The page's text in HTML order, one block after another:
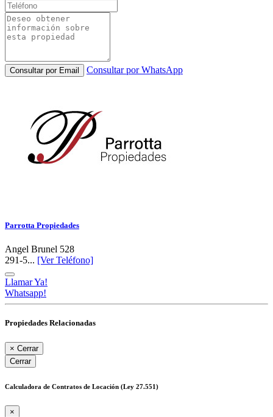
Consultar por Email Consultar por WhatsApp
Parrotta Propiedades
Angel Brunel 528
291-5... [Ver Teléfono]
Llamar Ya!
Whatsapp!
Propiedades Relacionadas
× Cerrar
Cerrar
Calculadora de Contratos de Locación (Ley 27.551)
×